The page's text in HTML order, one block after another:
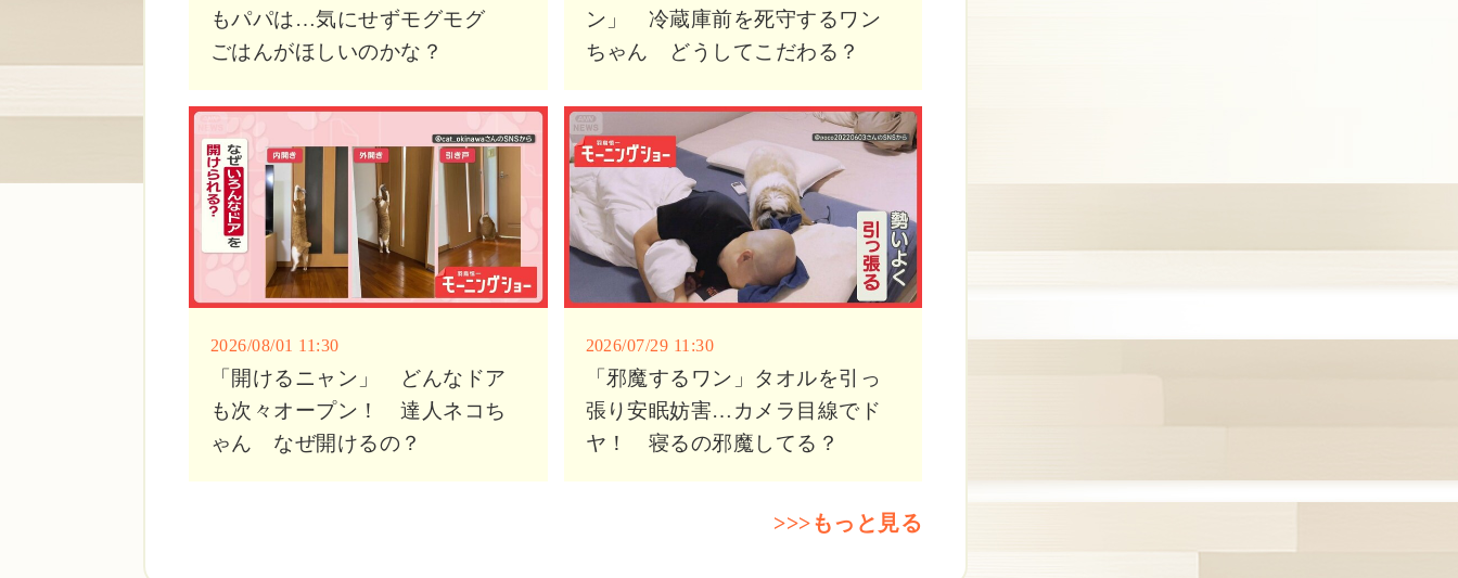
もパパは…気にせずモグモグ
ごはんがほしいのかな？
ン」 冷蔵庫前を死守するワン
ちゃん どうしてこだわる？
2026/08/01 11:30
「開けるニャン」 どんなドア
も次々オープン！ 達人ネコち
ゃん なぜ開けるの？
2026/07/29 11:30
「邪魔するワン」タオルを引っ
張り安眠妨害…カメラ目線でド
ヤ！ 寝るの邪魔してる？
>>>もっと見る
深夜 2:00